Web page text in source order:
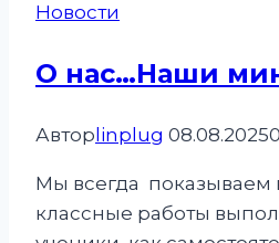
Новости
О нас…Наши
Автор linplug 08.08.2025
Мы всегда показываем
классные работы